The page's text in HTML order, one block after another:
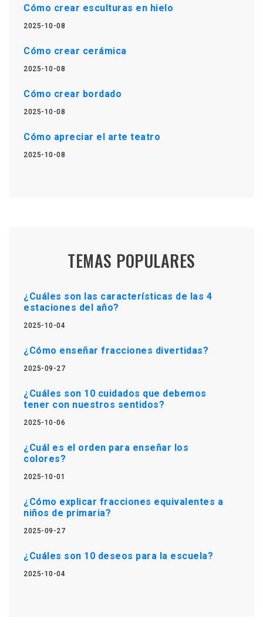
Cómo crear esculturas en hielo
2025-10-08
Cómo crear cerámica
2025-10-08
Cómo crear bordado
2025-10-08
Cómo apreciar el arte teatro
2025-10-08
TEMAS POPULARES
¿Cuáles son las características de las 4
estaciones del año?
2025-10-04
¿Cómo enseñar fracciones divertidas?
2025-09-27
¿Cuáles son 10 cuidados que debemos
tener con nuestros sentidos?
2025-10-06
¿Cuál es el orden para enseñar los
colores?
2025-10-01
¿Cómo explicar fracciones equivalentes a
niños de primaria?
2025-09-27
¿Cuáles son 10 deseos para la escuela?
2025-10-04